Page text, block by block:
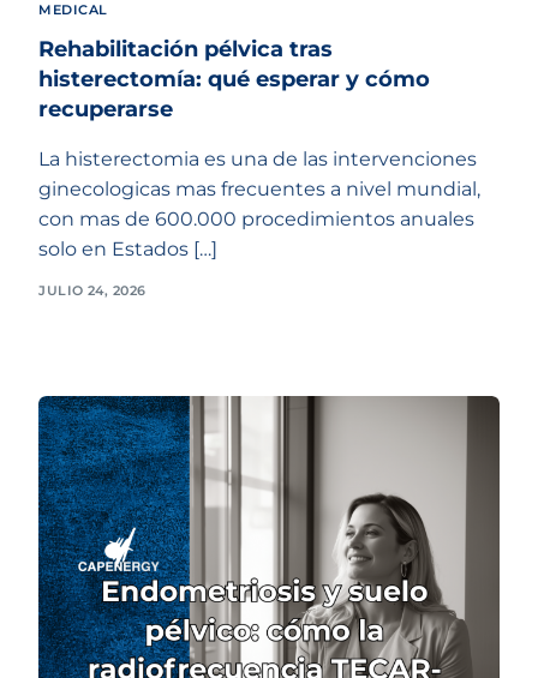
MEDICAL
Rehabilitación pélvica tras
histerectomía: qué esperar y cómo
recuperarse
La histerectomia es una de las intervenciones
ginecologicas mas frecuentes a nivel mundial,
con mas de 600.000 procedimientos anuales
solo en Estados […]
JULIO 24, 2026